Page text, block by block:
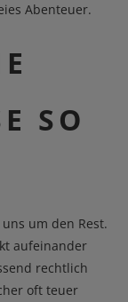
Abenteuer.
SO
um den Rest.
aufeinander
rechtlich
oft teuer